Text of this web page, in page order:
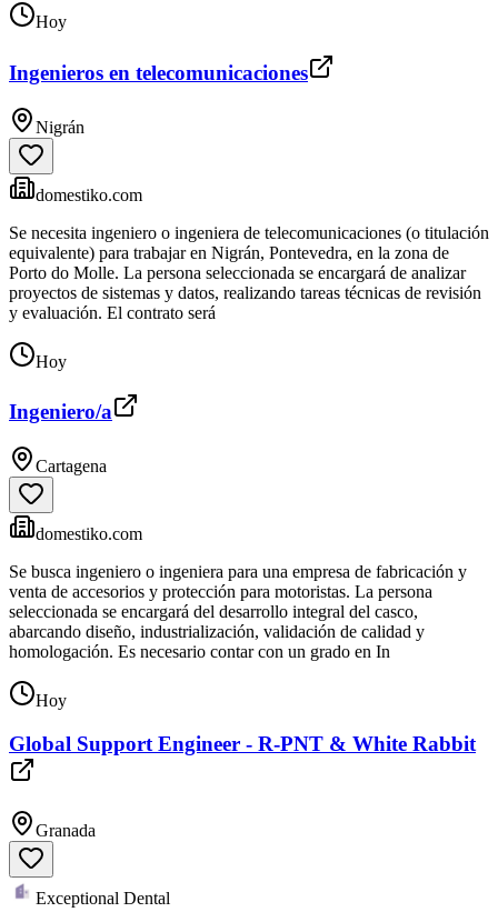
Hoy
Ingenieros en telecomunicaciones
Nigrán
domestiko.com
Se necesita ingeniero o ingeniera de telecomunicaciones (o titulación
equivalente) para trabajar en Nigrán, Pontevedra, en la zona de
Porto do Molle. La persona seleccionada se encargará de analizar
proyectos de sistemas y datos, realizando tareas técnicas de revisión
y evaluación. El contrato será
Hoy
Ingeniero/a
Cartagena
domestiko.com
Se busca ingeniero o ingeniera para una empresa de fabricación y
venta de accesorios y protección para motoristas. La persona
seleccionada se encargará del desarrollo integral del casco,
abarcando diseño, industrialización, validación de calidad y
homologación. Es necesario contar con un grado en In
Hoy
Global Support Engineer - R-PNT & White Rabbit
Granada
Exceptional Dental